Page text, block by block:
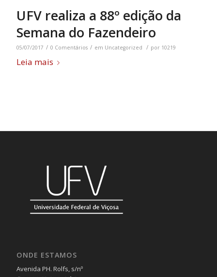
UFV realiza a 88º edição da
Semana do Fazendeiro
05/07/2017 / 0 Comentários / em Uncategorized / por 10219
Leia mais
ONDE ESTAMOS
Avenida PH. Rolfs, s/nº